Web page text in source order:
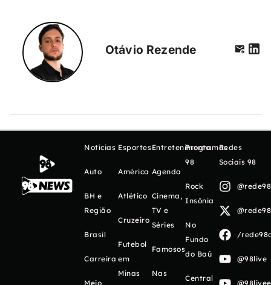
Otávio Rezende
Notícias
Auto
BH e
Região
Brasil
Carreira
Meio
Esportes
América
Atlético
Cruzeiro
Futebol
em
Minas
Entretenimento
Agenda
Cinema,
TV e
Séries
Famosos
Nas
Programas
98
Rock
Insônia
No
Fundo
do Baú
Central
Redes
Sociais 98
/
@98live